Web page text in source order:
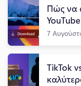
Πώς να
YouTube
7
TikTok